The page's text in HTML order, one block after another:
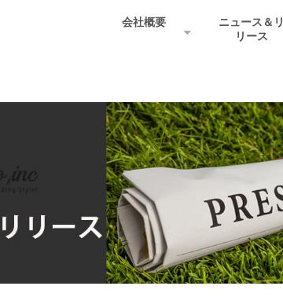
会社概要
ニュース＆リ
リース